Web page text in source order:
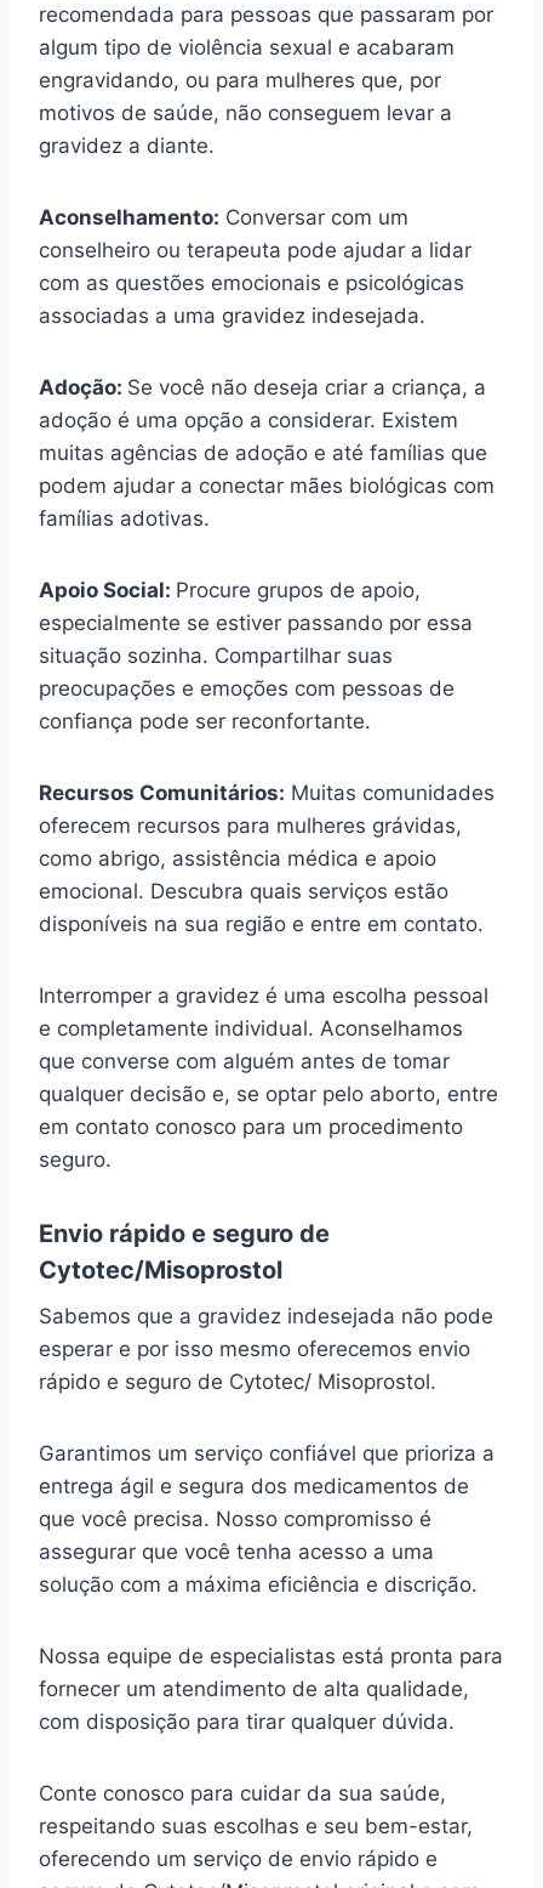
recomendada para pessoas que passaram por
algum tipo de violência sexual e acabaram
engravidando, ou para mulheres que, por
motivos de saúde, não conseguem levar a
gravidez a diante.
Aconselhamento: Conversar com um
conselheiro ou terapeuta pode ajudar a lidar
com as questões emocionais e psicológicas
associadas a uma gravidez indesejada.
Adoção: Se você não deseja criar a criança, a
adoção é uma opção a considerar. Existem
muitas agências de adoção e até famílias que
podem ajudar a conectar mães biológicas com
famílias adotivas.
Apoio Social: Procure grupos de apoio,
especialmente se estiver passando por essa
situação sozinha. Compartilhar suas
preocupações e emoções com pessoas de
confiança pode ser reconfortante.
Recursos Comunitários: Muitas comunidades
oferecem recursos para mulheres grávidas,
como abrigo, assistência médica e apoio
emocional. Descubra quais serviços estão
disponíveis na sua região e entre em contato.
Interromper a gravidez é uma escolha pessoal
e completamente individual. Aconselhamos
que converse com alguém antes de tomar
qualquer decisão e, se optar pelo aborto, entre
em contato conosco para um procedimento
seguro.
Envio rápido e seguro de
Cytotec/Misoprostol
Sabemos que a gravidez indesejada não pode
esperar e por isso mesmo oferecemos envio
rápido e seguro de Cytotec/ Misoprostol.
Garantimos um serviço confiável que prioriza a
entrega ágil e segura dos medicamentos de
que você precisa. Nosso compromisso é
assegurar que você tenha acesso a uma
solução com a máxima eficiência e discrição.
Nossa equipe de especialistas está pronta para
fornecer um atendimento de alta qualidade,
com disposição para tirar qualquer dúvida.
Conte conosco para cuidar da sua saúde,
respeitando suas escolhas e seu bem-estar,
oferecendo um serviço de envio rápido e